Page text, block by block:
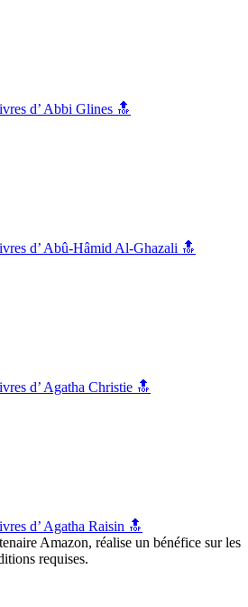
d’ Abbi Glines 🔝
d’ Abû-Hâmid Al-Ghazali 🔝
d’ Agatha Christie 🔝
d’ Agatha Raisin 🔝
Amazon, réalise un bénéfice sur les
requises.